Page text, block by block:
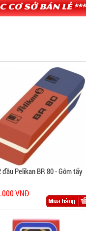
cơ sở bán lẻ ***
đầu Pelikan BR 80 - Gôm tẩy
VNĐ